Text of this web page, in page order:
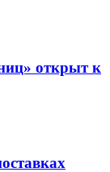
открыт к